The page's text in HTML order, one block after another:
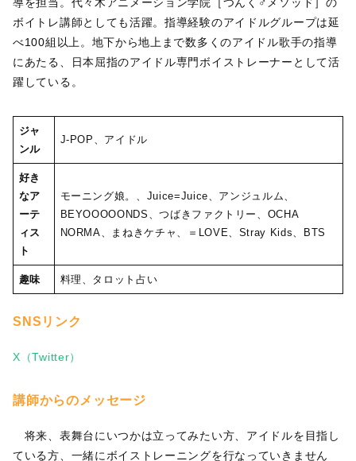
ボイトレ講師としても活躍。指導経験のアイドルグループは延
べ100組以上。地下から地上まで数多くのアイドル歌手の指導
にあたる、日本屈指のアイドル専門ボイストレーナーとして活
躍している。
ジャ
ンル
J-POP、アイドル
好き
なア
ーテ
ィス
ト
モーニング娘。、Juice=Juice、アンジュルム、
BEYOOOOONDS、つばきファクトリー、OCHA
NORMA、まねきケチャ、＝LOVE、Stray Kids、BTS
趣味 料理、タロット占い
SNSリンク
X（Twitter）
講師からのメッセージ
将来、表舞台にいつかは立ってみたい方、アイドルを目指し
ている方、一緒にボイストレーニングを行なっていきません